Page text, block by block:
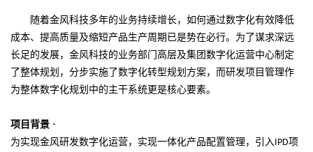
随着金风科技多年的业务持续增长，如何通过数字化有效降低
成本、提高质量及缩短产品生产周期已是势在必行。为了谋求深远
长足的发展，金风科技的业务部门高层及集团数字化运营中心制定
了整体规划，分步实施了数字化转型规划方案，而研发项目管理作
为整体数字化规划中的主干系统更是核心要素。
项目背景 ·
为实现金风研发数字化运营，实现一体化产品配置管理，引入IPD项